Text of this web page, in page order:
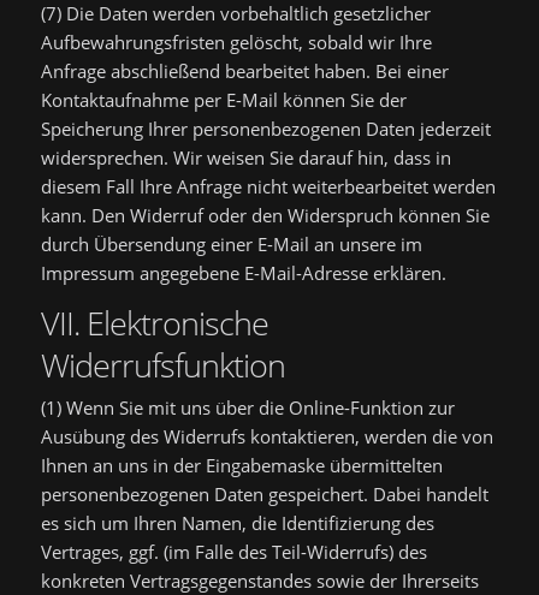
(7) Die Daten werden vorbehaltlich gesetzlicher
Aufbewahrungsfristen gelöscht, sobald wir Ihre
Anfrage abschließend bearbeitet haben. Bei einer
Kontaktaufnahme per E-Mail können Sie der
Speicherung Ihrer personenbezogenen Daten jederzeit
widersprechen. Wir weisen Sie darauf hin, dass in
diesem Fall Ihre Anfrage nicht weiterbearbeitet werden
kann. Den Widerruf oder den Widerspruch können Sie
durch Übersendung einer E-Mail an unsere im
Impressum angegebene E-Mail-Adresse erklären.
VII. Elektronische
Widerrufsfunktion
(1) Wenn Sie mit uns über die Online-Funktion zur
Ausübung des Widerrufs kontaktieren, werden die von
Ihnen an uns in der Eingabemaske übermittelten
personenbezogenen Daten gespeichert. Dabei handelt
es sich um Ihren Namen, die Identifizierung des
Vertrages, ggf. (im Falle des Teil-Widerrufs) des
konkreten Vertragsgegenstandes sowie der Ihrerseits